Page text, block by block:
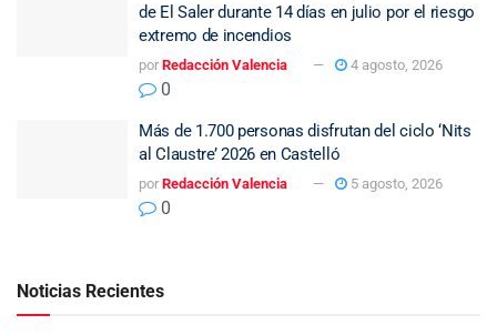
de El Saler durante 14 días en julio por el riesgo
extremo de incendios
por Redacción Valencia 4 agosto, 2026
0
Más de 1.700 personas disfrutan del ciclo ‘Nits
al Claustre’ 2026 en Castelló
por Redacción Valencia 5 agosto, 2026
0
Noticias Recientes